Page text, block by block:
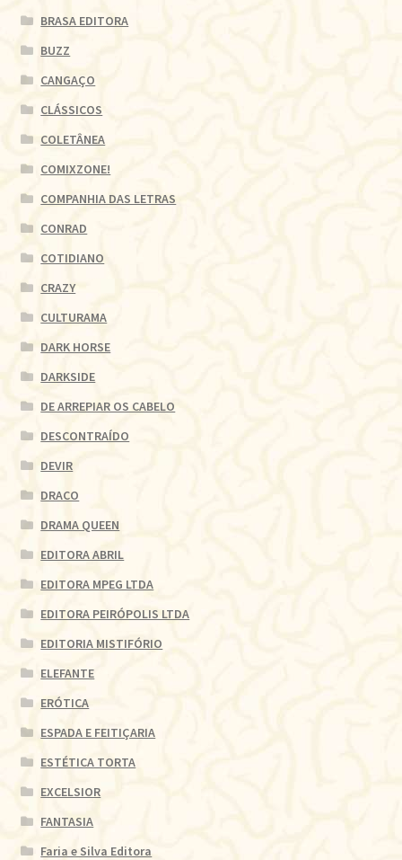
BRASA EDITORA
BUZZ
CANGAÇO
CLÁSSICOS
COLETÂNEA
COMIXZONE!
COMPANHIA DAS LETRAS
CONRAD
COTIDIANO
CRAZY
CULTURAMA
DARK HORSE
DARKSIDE
DE ARREPIAR OS CABELO
DESCONTRAÍDO
DEVIR
DRACO
DRAMA QUEEN
EDITORA ABRIL
EDITORA MPEG LTDA
EDITORA PEIRÓPOLIS LTDA
EDITORIA MISTIFÓRIO
ELEFANTE
ERÓTICA
ESPADA E FEITIÇARIA
ESTÉTICA TORTA
EXCELSIOR
FANTASIA
Faria e Silva Editora